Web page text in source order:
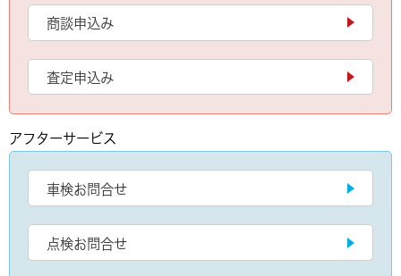
商談申込み
査定申込み
アフターサービス
車検お問合せ
点検お問合せ